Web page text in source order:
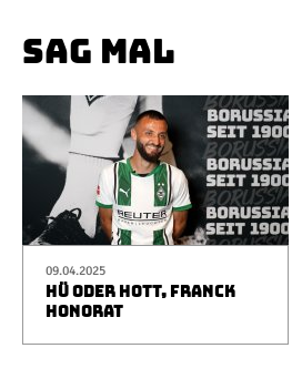
SAG MAL
09.04.2025
HÜ ODER HOTT, FRANCK
HONORAT